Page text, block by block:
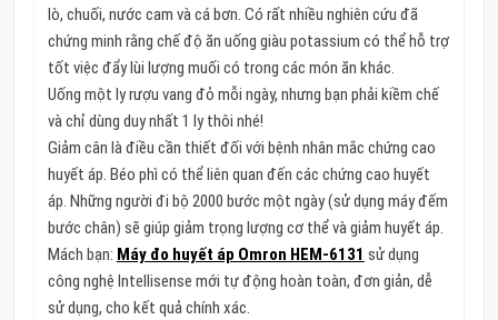
lò, chuối, nước cam và cá bơn. Có rất nhiều nghiên cứu đã
chứng minh rằng chế độ ăn uống giàu potassium có thể hỗ trợ
tốt việc đẩy lùi lượng muối có trong các món ăn khác.
Uống một ly rượu vang đỏ mỗi ngày, nhưng bạn phải kiềm chế
và chỉ dùng duy nhất 1 ly thôi nhé!
Giảm cân là điều cần thiết đối với bệnh nhân mắc chứng cao
huyết áp. Béo phì có thể liên quan đến các chứng cao huyết
áp. Những người đi bộ 2000 bước một ngày (sử dụng máy đếm
bước chân) sẽ giúp giảm trọng lượng cơ thể và giảm huyết áp.
Mách bạn: Máy đo huyết áp Omron HEM-6131 sử dụng
công nghệ Intellisense mới tự động hoàn toàn, đơn giản, dễ
sử dụng, cho kết quả chính xác.